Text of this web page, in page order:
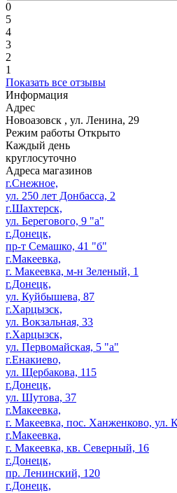
0
5
4
3
2
1
Показать все отзывы
Информация
Адрес
Новоазовск , ул. Ленина, 29
Режим работы Открыто
Каждый день
круглосуточно
Адреса магазинов
г.Снежное,
ул. 250 лет Донбасса, 2
г.Шахтерск,
ул. Берегового, 9 "а"
г.Донецк,
пр-т Семашко, 41 "б"
г.Макеевка,
г. Макеевка, м-н Зеленый, 1
г.Донецк,
ул. Куйбышева, 87
г.Харцызск,
ул. Вокзальная, 33
г.Харцызск,
ул. Первомайская, 5 "а"
г.Енакиево,
ул. Щербакова, 115
г.Донецк,
ул. Шутова, 37
г.Макеевка,
г. Макеевка, пос. Ханженково, ул.
г.Макеевка,
г. Макеевка, кв. Северный, 16
г.Донецк,
пр. Ленинский, 120
г.Донецк,